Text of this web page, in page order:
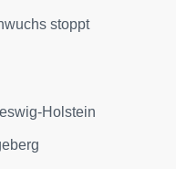
stoppt
Holstein